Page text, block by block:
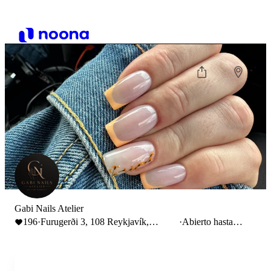
Gabi Nails Atelier
196·Furugerði 3, 108 Reykjavík,
·Abierto hasta